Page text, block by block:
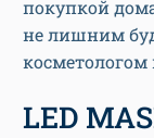
покупкой
не лишним
LED